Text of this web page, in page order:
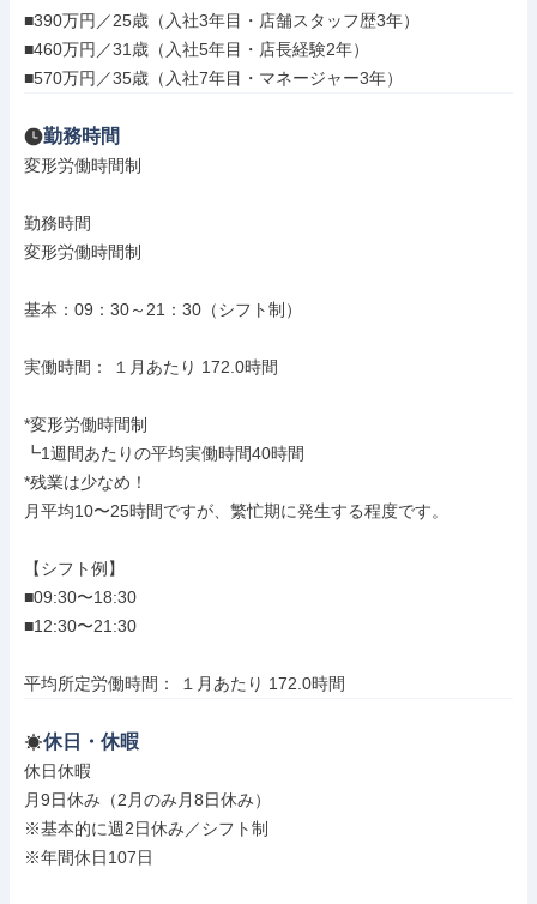
■390万円／25歳（入社3年目・店舗スタッフ歴3年）
■460万円／31歳（入社5年目・店長経験2年）
■570万円／35歳（入社7年目・マネージャー3年）
勤務時間
変形労働時間制
勤務時間
変形労働時間制
基本：09：30～21：30（シフト制）
実働時間： １月あたり 172.0時間
*変形労働時間制
┗1週間あたりの平均実働時間40時間
*残業は少なめ！
月平均10〜25時間ですが、繁忙期に発生する程度です。
【シフト例】
■09:30〜18:30
■12:30〜21:30
平均所定労働時間： １月あたり 172.0時間
休日・休暇
休日休暇
月9日休み（2月のみ月8日休み）
※基本的に週2日休み／シフト制
※年間休日107日